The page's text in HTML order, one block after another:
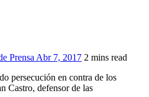
Prensa Abr 7, 2017 2 mins read
Castro, defensor de las